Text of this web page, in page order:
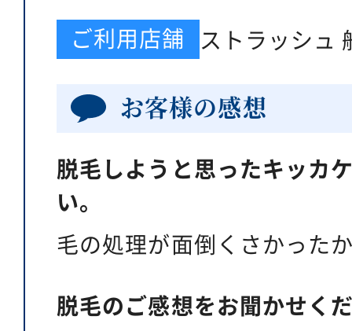
ご利用店舗 ストラッシュ
お客様の感想
脱毛しようと思ったキッカ
い。
毛の処理が面倒くさかった
脱毛のご感想をお聞かせく